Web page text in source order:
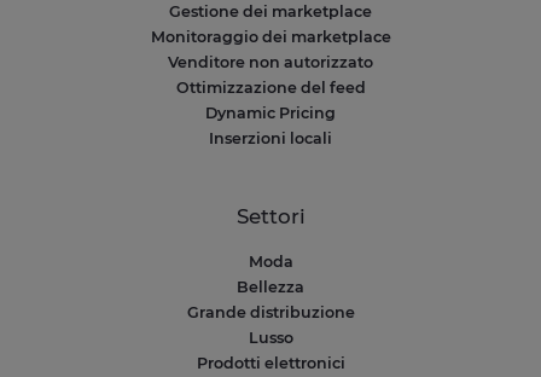
Gestione dei marketplace
Monitoraggio dei marketplace
Venditore non autorizzato
Ottimizzazione del feed
Dynamic Pricing
Inserzioni locali
Settori
Moda
Bellezza
Grande distribuzione
Lusso
Prodotti elettronici